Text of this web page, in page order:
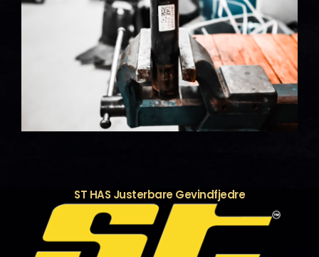
ST HAS Justerbare Gevindfjedre